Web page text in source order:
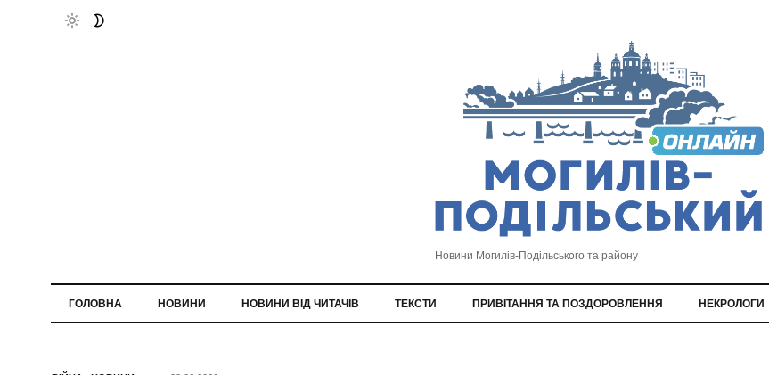
Новини Могилів-Подільського та району
ГОЛОВНА НОВИНИ НОВИНИ ВІД ЧИТАЧІВ ТЕКСТИ ПРИВІТАННЯ ТА ПОЗДОРОВЛЕННЯ НЕКРОЛОГИ